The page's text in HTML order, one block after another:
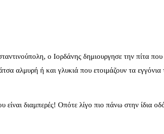
ο Ιορδάνης δημιουργησε την πίτα
αλμυρή ή και γλυκιά που ετοιμάζουν τα
διαμπερές! Οπότε λίγο πιο πάνω στην ίδια